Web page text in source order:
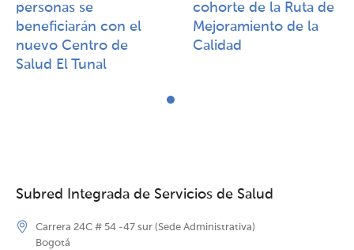
personas se
beneficiarán con el
nuevo Centro de
Salud El Tunal
cohorte de la Ruta de
Mejoramiento de la
Calidad​​
Subred Integrada de Servicios de Salud
Carrera 24C # 54 -47 sur (Sede Administrativa)
Bogotá